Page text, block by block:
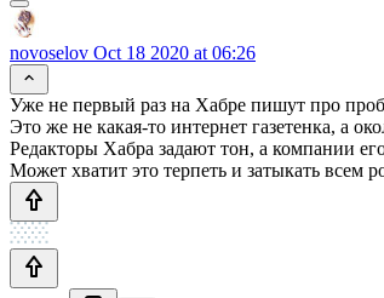
novoselov Oct 18 2020 at 06:26
Уже не первый раз на Хабре пишут про
Это же не какая-то интернет газетенка, а
Редакторы Хабра задают тон, а компании
Может хватит это терпеть и затыкать всем